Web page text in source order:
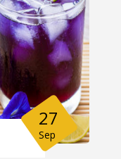
27
Sep